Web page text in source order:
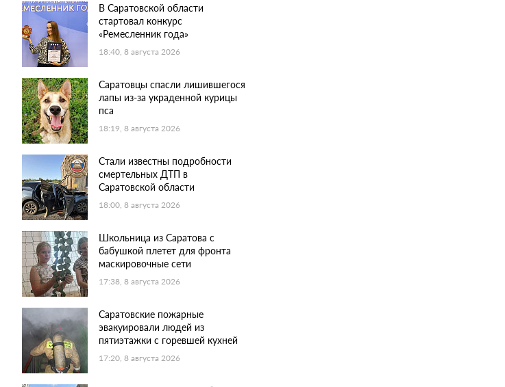
В Саратовской области
стартовал конкурс
«Ремесленник года»
18:40, 8 августа 2026
Саратовцы спасли лишившегося
лапы из-за украденной курицы
пса
18:19, 8 августа 2026
Стали известны подробности
смертельных ДТП в
Саратовской области
18:00, 8 августа 2026
Школьница из Саратова с
бабушкой плетет для фронта
маскировочные сети
17:38, 8 августа 2026
Саратовские пожарные
эвакуировали людей из
пятиэтажки с горевшей кухней
17:20, 8 августа 2026